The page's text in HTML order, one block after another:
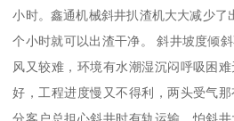
小时。鑫通机械斜井扒渣机大大减少了
个小时就可以出渣干净。 斜井坡度倾
风又较难，环境有水潮湿沉闷呼吸困
好，工程进度慢又不得利，两头受气